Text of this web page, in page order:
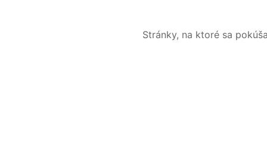
Stránky, na ktoré sa